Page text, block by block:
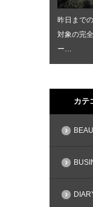
昨日まで
対象の完
ー…
カテ